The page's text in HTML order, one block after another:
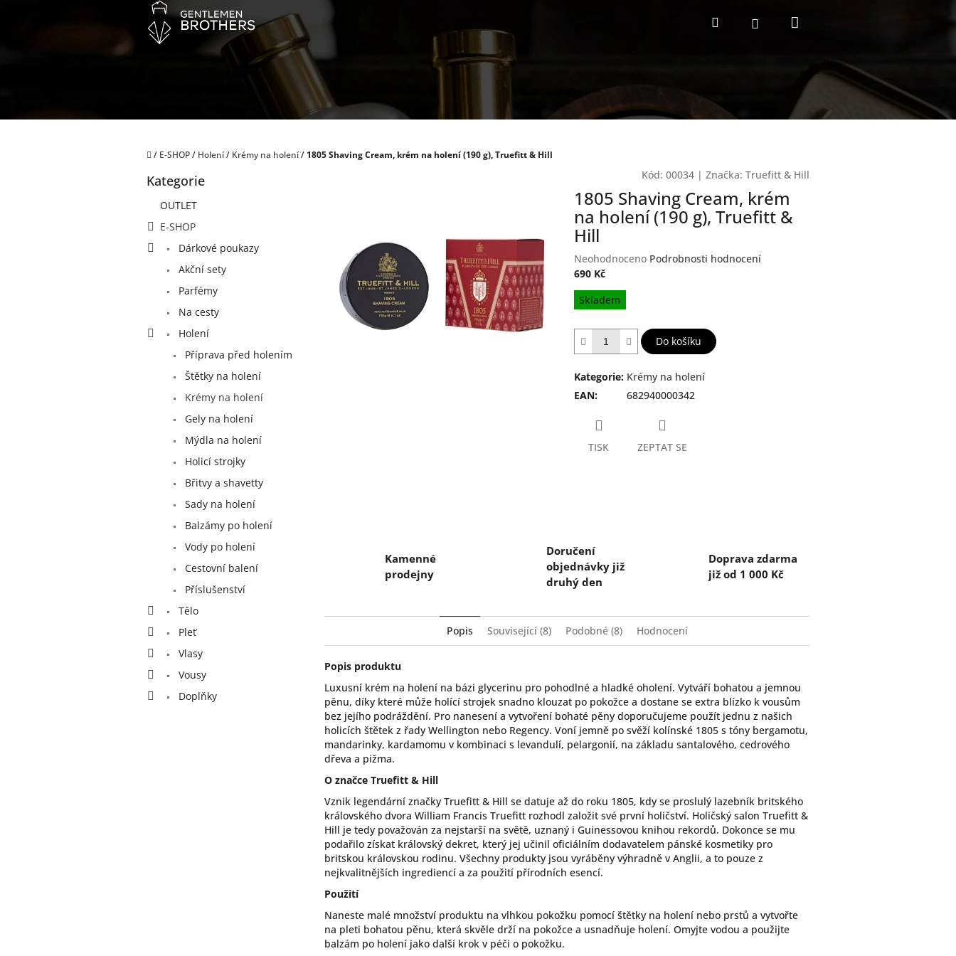
HledatPřihlášení
Domů
/ E-SHOP/ Holení/ Krémy na holení/ 1805 Shaving Cream, krém na holení (190 g), Truefitt & Hill
Přeskočit
Kategorie
OUTLET
E-SHOP
Dárkové poukazy
Akční sety
Parfémy
Na cesty
Holení
Příprava před holením
Štětky na holení
Krémy na holení
Gely na holení
Mýdla na holení
Holicí strojky
Břitvy a shavetty
Sady na holení
Balzámy po holení
Vody po holení
Cestovní balení
Příslušenství
Tělo
Pleť
Vlasy
Vousy
Doplňky
Kód: 00034 | Značka: Truefitt & Hill
1805 Shaving Cream, krém
na holení (190 g), Truefitt &
Hill
Průměrné
hodnocení
je
z
hvězdiček.
Neohodnoceno Podrobnosti hodnocení
690 Kč
Měrná
cena:
Skladem
Do košíku
Kategorie: Krémy na holení
EAN: 682940000342
TISK ZEPTAT SE
Kamenné
prodejny
Doručení
objednávky již
druhý den
Doprava zdarma
již od 1 000 Kč
Popis Související (8) Podobné (8) Hodnocení
Popis produktu
Luxusní krém na holení na bázi glycerinu pro pohodlné a hladké oholení. Vytváří bohatou a jemnou
pěnu, díky které může holící strojek snadno klouzat po pokožce a dostane se extra blízko k vousům
bez jejího podráždění. Pro nanesení a vytvoření bohaté pěny doporučujeme použít jednu z našich
holicích štětek z řady Wellington nebo Regency. Voní jemně po svěží kolínské 1805 s tóny bergamotu,
mandarinky, kardamomu v kombinaci s levandulí, pelargonií, na základu santalového, cedrového
dřeva a pižma.
O značce Truefitt & Hill
Vznik legendární značky Truefitt & Hill se datuje až do roku 1805, kdy se proslulý lazebník britského
královského dvora William Francis Truefitt rozhodl založit své první holičství. Holičský salon Truefitt &
Hill je tedy považován za nejstarší na světě, uznaný i Guinessovou knihou rekordů. Dokonce se mu
podařilo získat královský dekret, který jej učinil oficiálním dodavatelem pánské kosmetiky pro
britskou královskou rodinu. Všechny produkty jsou vyráběny výhradně v Anglii, a to pouze z
nejkvalitnějších ingrediencí a za použití přírodních esencí.
Použití
Naneste malé množství produktu na vlhkou pokožku pomocí štětky na holení nebo prstů a vytvořte
na pleti bohatou pěnu, která skvěle drží na pokožce a usnadňuje holení. Omyjte vodou a použijte
balzám po holení jako další krok v péči o pokožku.